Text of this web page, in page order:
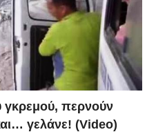
γκρεμού, περνούν
γελάνε! (Video)